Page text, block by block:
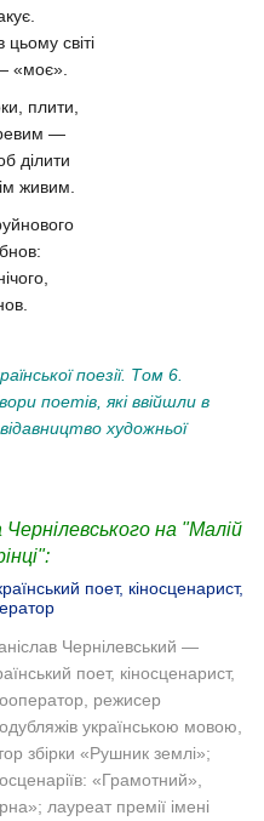
світі
«моє».
плити,
—
ділити
живим.
поезії. Том 6.
поетів, які ввійшли в
художньої
на "Малій
поет, кіносценарист,
Чернілевський —
поет, кіносценарист,
режисер
українською мовою,
збірки «Рушник землі»;
«Грамотний»,
лауреат премії імені